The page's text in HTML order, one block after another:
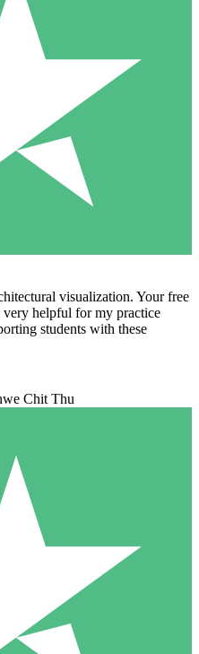
visualization. Your free
very helpful for my practice
students with these
Chit Thu